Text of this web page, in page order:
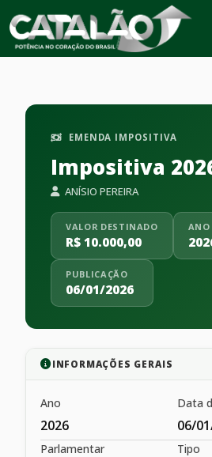
EMENDA IMPOSITIVA
Impositiva
ANÍSIO PEREIRA
VALOR DESTINADO
R$ 10.000,00
ANO
PUBLICAÇÃO
06/01/2026
INFORMAÇÕES GERAIS
Ano
2026
Data
06/
Parlamentar Tipo